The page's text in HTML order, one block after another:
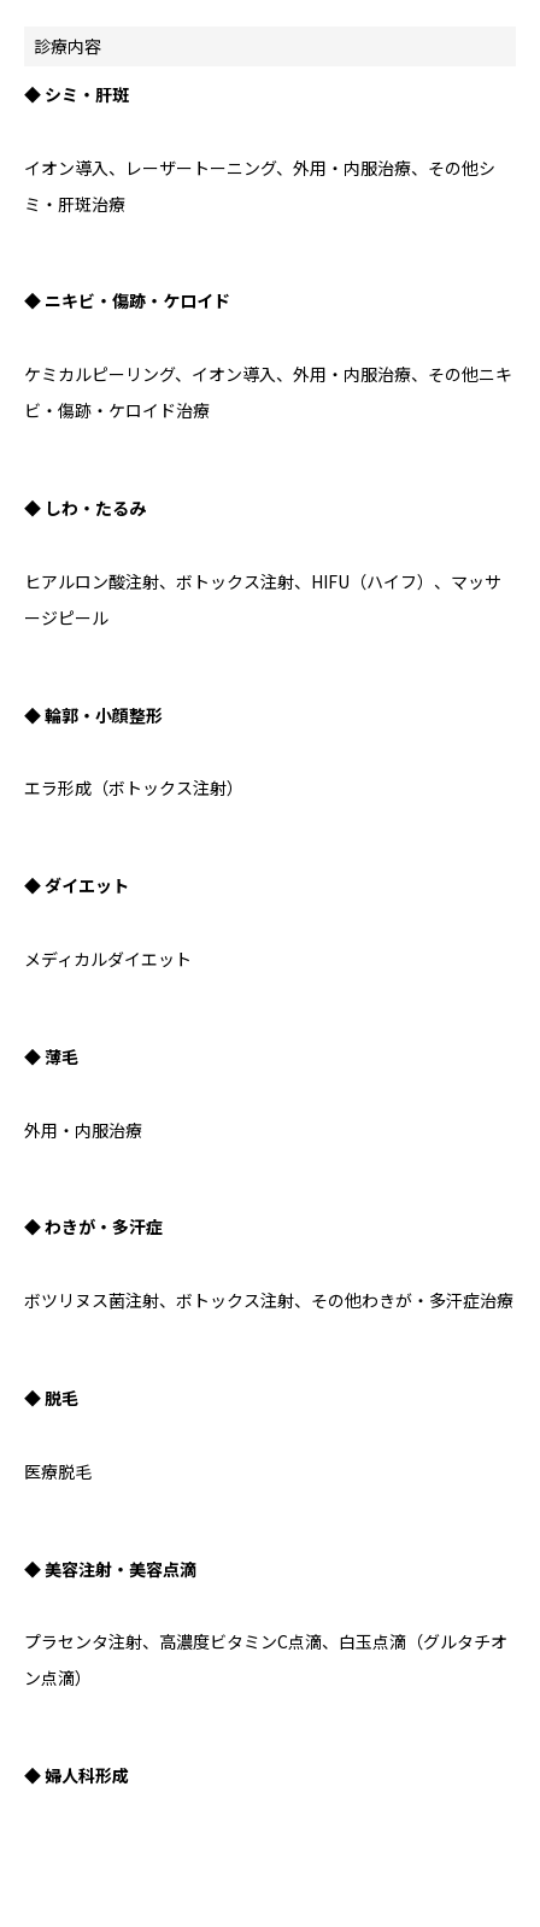
診療内容
◆ シミ・肝斑
イオン導入、レーザートーニング、外用・内服治療、その他シ
ミ・肝斑治療
◆ ニキビ・傷跡・ケロイド
ケミカルピーリング、イオン導入、外用・内服治療、その他ニキ
ビ・傷跡・ケロイド治療
◆ しわ・たるみ
ヒアルロン酸注射、ボトックス注射、HIFU（ハイフ）、マッサ
ージピール
◆ 輪郭・小顔整形
エラ形成（ボトックス注射）
◆ ダイエット
メディカルダイエット
◆ 薄毛
外用・内服治療
◆ わきが・多汗症
ボツリヌス菌注射、ボトックス注射、その他わきが・多汗症治療
◆ 脱毛
医療脱毛
◆ 美容注射・美容点滴
プラセンタ注射、高濃度ビタミンC点滴、白玉点滴（グルタチオ
ン点滴）
◆ 婦人科形成